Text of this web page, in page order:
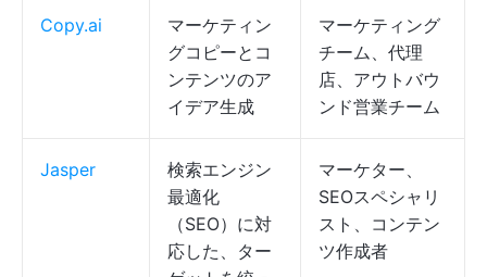
Copy.ai
マーケティン
グコピーとコ
ンテンツのア
イデア生成
マーケティング
チーム、代理
店、アウトバウ
ンド営業チーム
Jasper
検索エンジン
最適化
（SEO）に対
応した、ター
マーケター、
SEOスペシャリ
スト、コンテン
ツ作成者